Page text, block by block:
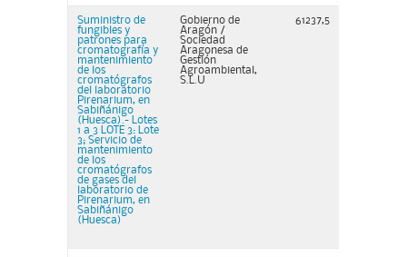
Suministro de
fungibles y
patrones para
cromatografía y
mantenimiento
de los
cromatógrafos
del laboratorio
Pirenarium, en
Sabiñánigo
(Huesca).- Lotes
1 a 3 LOTE 3: Lote
3; Servicio de
mantenimiento
de los
cromatógrafos
de gases del
laboratorio de
Pirenarium, en
Sabiñánigo
(Huesca)
Gobierno de
Aragón /
Sociedad
Aragonesa de
Gestión
Agroambiental,
S.L.U
61237,5